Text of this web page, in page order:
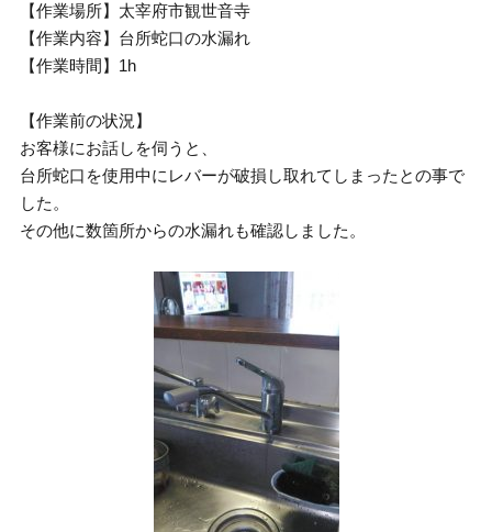
【作業場所】太宰府市観世音寺
【作業内容】台所蛇口の水漏れ
【作業時間】1h
【作業前の状況】
お客様にお話しを伺うと、
台所蛇口を使用中にレバーが破損し取れてしまったとの事で
した。
その他に数箇所からの水漏れも確認しました。